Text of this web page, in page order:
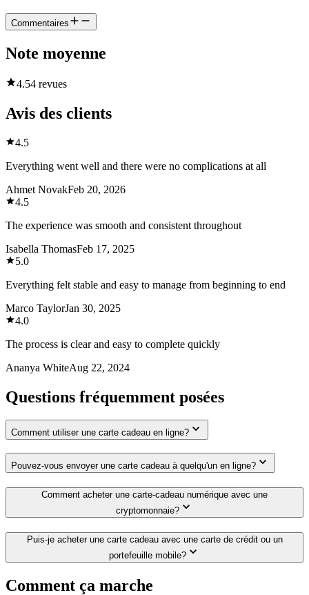
Commentaires
Note moyenne
4.54 revues
Avis des clients
4.5
Everything went well and there were no complications at all
Ahmet NovakFeb 20, 2026
4.5
The experience was smooth and consistent throughout
Isabella ThomasFeb 17, 2025
5.0
Everything felt stable and easy to manage from beginning to end
Marco TaylorJan 30, 2025
4.0
The process is clear and easy to complete quickly
Ananya WhiteAug 22, 2024
Questions fréquemment posées
Comment utiliser une carte cadeau en ligne?
Pouvez-vous envoyer une carte cadeau à quelqu'un en ligne?
Comment acheter une carte-cadeau numérique avec une
cryptomonnaie?
Puis-je acheter une carte cadeau avec une carte de crédit ou un
portefeuille mobile?
Comment ça marche